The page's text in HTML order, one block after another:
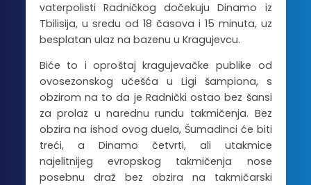
vaterpolisti Radničkog dočekuju Dinamo iz
Tbilisija, u sredu od 18 časova i 15 minuta, uz
besplatan ulaz na bazenu u Kragujevcu.
Biće to i oproštaj kragujevačke publike od
ovosezonskog učešća u Ligi šampiona, s
obzirom na to da je Radnički ostao bez šansi
za prolaz u narednu rundu takmičenja. Bez
obzira na ishod ovog duela, Šumadinci će biti
treći, a Dinamo četvrti, ali utakmice
najelitnijeg evropskog takmičenja nose
posebnu draž bez obzira na takmičarski